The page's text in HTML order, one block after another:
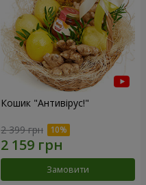
Кошик "Антивірус!"
2 399 грн
Замовити